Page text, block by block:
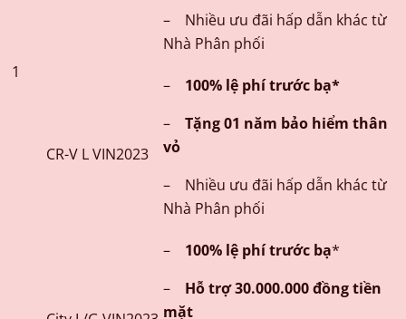
1
– Nhiều ưu đãi hấp dẫn khác từ
Nhà Phân phối
CR-V L VIN2023
– 100% lệ phí trước bạ*
– Tặng 01 năm bảo hiểm thân
vỏ
– Nhiều ưu đãi hấp dẫn khác từ
Nhà Phân phối
– 100% lệ phí trước bạ*
– Hỗ trợ 30.000.000 đồng tiền
mặt